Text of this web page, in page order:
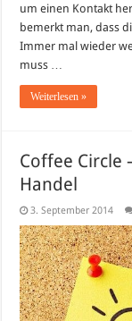
um einen Kontakt
bemerkt man, dass
Immer mal wieder
muss …
Weiterlesen »
Coffee Circle
Handel
3. September 2014